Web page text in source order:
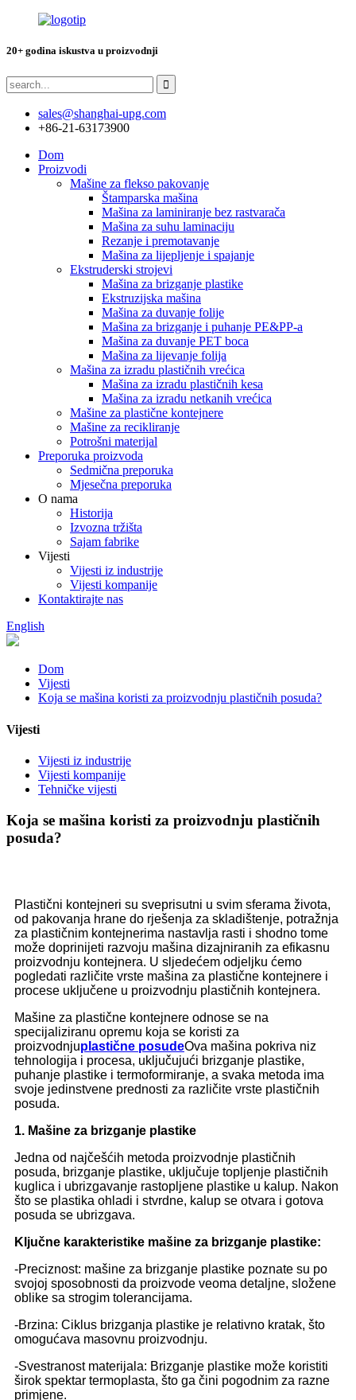
20+ godina iskustva u proizvodnji
sales@shanghai-upg.com
+86-21-63173900
Dom
Proizvodi
Mašine za flekso pakovanje
Štamparska mašina
Mašina za laminiranje bez rastvarača
Mašina za suhu laminaciju
Rezanje i premotavanje
Mašina za lijepljenje i spajanje
Ekstruderski strojevi
Mašina za brizganje plastike
Ekstruzijska mašina
Mašina za duvanje folije
Mašina za brizganje i puhanje PE&PP-a
Mašina za duvanje PET boca
Mašina za lijevanje folija
Mašina za izradu plastičnih vrećica
Mašina za izradu plastičnih kesa
Mašina za izradu netkanih vrećica
Mašine za plastične kontejnere
Mašine za recikliranje
Potrošni materijal
Preporuka proizvoda
Sedmična preporuka
Mjesečna preporuka
O nama
Historija
Izvozna tržišta
Sajam fabrike
Vijesti
Vijesti iz industrije
Vijesti kompanije
Kontaktirajte nas
English
Dom
Vijesti
Koja se mašina koristi za proizvodnju plastičnih posuda?
Vijesti
Vijesti iz industrije
Vijesti kompanije
Tehničke vijesti
Koja se mašina koristi za proizvodnju plastičnih
posuda?
Plastični kontejneri su sveprisutni u svim sferama života,
od pakovanja hrane do rješenja za skladištenje, potražnja
za plastičnim kontejnerima nastavlja rasti i shodno tome
može doprinijeti razvoju mašina dizajniranih za efikasnu
proizvodnju kontejnera. U sljedećem odjeljku ćemo
pogledati različite vrste mašina za plastične kontejnere i
procese uključene u proizvodnju plastičnih kontejnera.
Mašine za plastične kontejnere odnose se na
specijaliziranu opremu koja se koristi za
proizvodnjuplastične posudeOva mašina pokriva niz
tehnologija i procesa, uključujući brizganje plastike,
puhanje plastike i termoformiranje, a svaka metoda ima
svoje jedinstvene prednosti za različite vrste plastičnih
posuda.
1. Mašine za brizganje plastike
Jedna od najčešćih metoda proizvodnje plastičnih
posuda, brizganje plastike, uključuje topljenje plastičnih
kuglica i ubrizgavanje rastopljene plastike u kalup. Nakon
što se plastika ohladi i stvrdne, kalup se otvara i gotova
posuda se ubrizgava.
Ključne karakteristike mašine za brizganje plastike:
-Preciznost: mašine za brizganje plastike poznate su po
svojoj sposobnosti da proizvode veoma detaljne, složene
oblike sa strogim tolerancijama.
-Brzina: Ciklus brizganja plastike je relativno kratak, što
omogućava masovnu proizvodnju.
-Svestranost materijala: Brizganje plastike može koristiti
širok spektar termoplasta, što ga čini pogodnim za razne
primjene.